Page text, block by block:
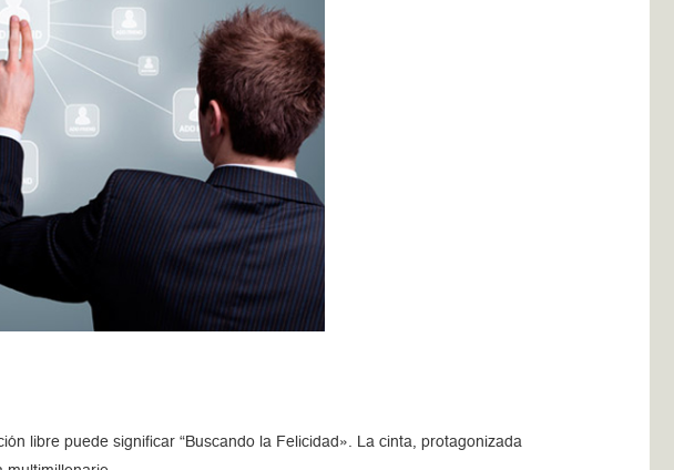
libre puede significar “Buscando la Felicidad». La cinta, protagonizada